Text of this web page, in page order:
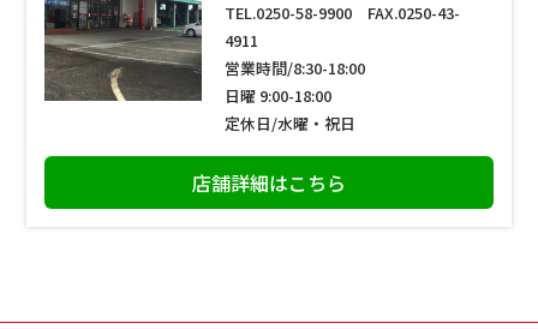
TEL.0250-58-9900 FAX.0250-43-
4911
営業時間/8:30-18:00
日曜 9:00-18:00
定休日/水曜・祝日
店舗詳細はこちら